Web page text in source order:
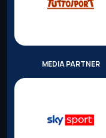
MEDIA PARTNER